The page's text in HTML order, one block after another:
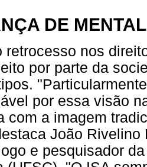
DE
retrocesso nos
por parte da
por essa visão
com a imagem
João Rivelino
e pesquisador